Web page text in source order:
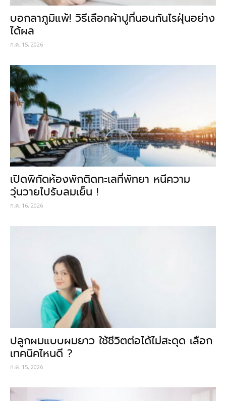
บอกลาภูมิแพ้! วิธีเลือกผ้าปูที่นอนกันไรฝุ่นอย่าง
ได้ผล
ก.ค. 15, 2026
เปิดพิกัดห้องพักติดทะเลที่พัทยา หนีความ
วุ่นวายไปรับลมเย็น !
ก.ค. 16, 2026
ปลูกผมแบบผมยาว ใช้ชีวิตต่อได้ไม่สะดุด เลือก
เทคนิคไหนดี ?
ก.ค. 15, 2026